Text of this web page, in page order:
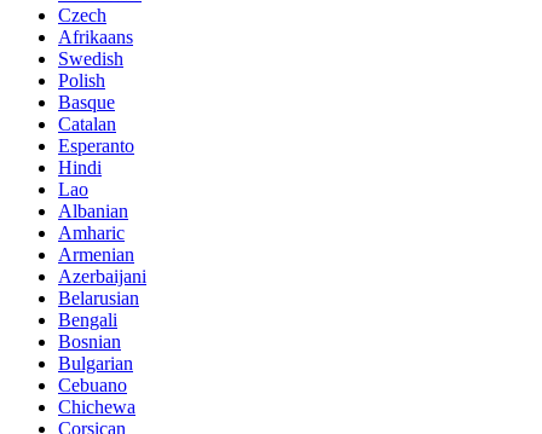
Czech
Afrikaans
Swedish
Polish
Basque
Catalan
Esperanto
Hindi
Lao
Albanian
Amharic
Armenian
Azerbaijani
Belarusian
Bengali
Bosnian
Bulgarian
Cebuano
Chichewa
Corsican